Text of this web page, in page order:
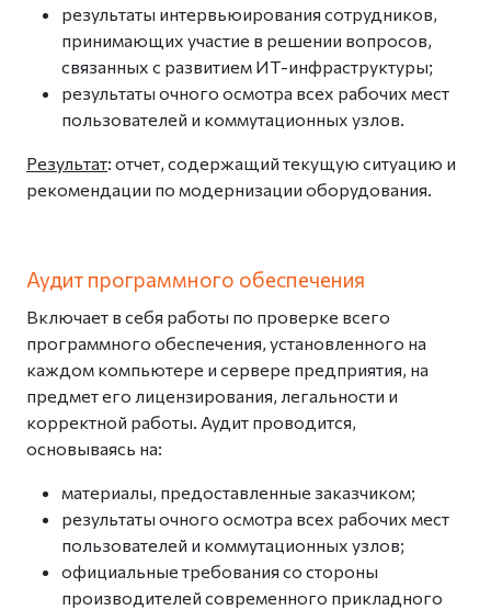
результаты интервьюирования сотрудников,
принимающих участие в решении вопросов,
связанных с развитием ИТ-инфраструктуры;
результаты очного осмотра всех рабочих мест
пользователей и коммутационных узлов.
Результат: отчет, содержащий текущую ситуацию и
рекомендации по модернизации оборудования.
Аудит программного обеспечения
Включает в себя работы по проверке всего
программного обеспечения, установленного на
каждом компьютере и сервере предприятия, на
предмет его лицензирования, легальности и
корректной работы. Аудит проводится,
основываясь на:
материалы, предоставленные заказчиком;
результаты очного осмотра всех рабочих мест
пользователей и коммутационных узлов;
официальные требования со стороны
производителей современного прикладного